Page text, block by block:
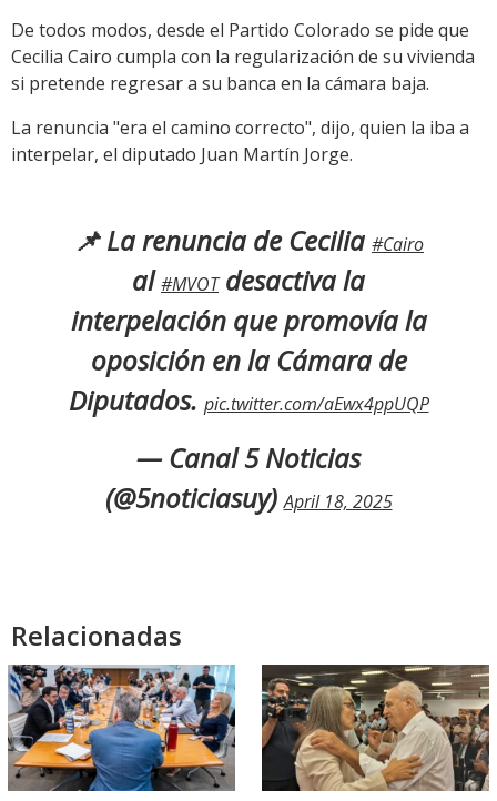
De todos modos, desde el Partido Colorado se pide que
Cecilia Cairo cumpla con la regularización de su vivienda
si pretende regresar a su banca en la cámara baja.
La renuncia "era el camino correcto", dijo, quien la iba a
interpelar, el diputado Juan Martín Jorge.
📌 La renuncia de Cecilia #Cairo
al#MVOTdesactiva la
interpelación que promovía la
oposición en la Cámara de
Diputados. pic.twitter.com/aEwx4ppUQP
— Canal 5 Noticias
(@5noticiasuy)April 18, 2025
Relacionadas